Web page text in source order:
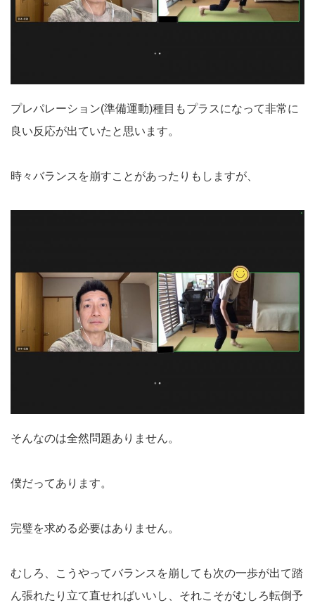
プレパレーション(準備運動)種目もプラスになって非常に
良い反応が出ていたと思います。
時々バランスを崩すことがあったりもしますが、
そんなのは全然問題ありません。
僕だってあります。
完璧を求める必要はありません。
むしろ、こうやってバランスを崩しても次の一歩が出て踏
ん張れたり立て直せればいいし、それこそがむしろ転倒予